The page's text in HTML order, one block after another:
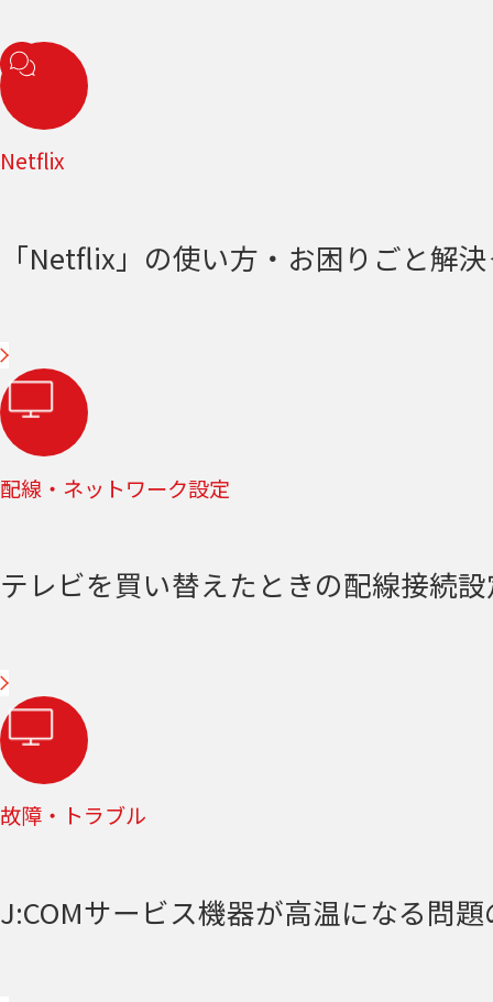
Netflix
「Netflix」の使い方・お困りごと解
配線・ネットワーク設定
テレビを買い替えたときの配線接続
故障・トラブル
J:COMサービス機器が高温になる問